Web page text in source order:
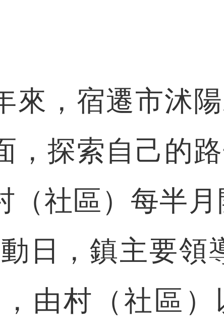
，宿遷市沭陽
，探索自己的
（社區）每半
日，鎮主要領
由村（社區